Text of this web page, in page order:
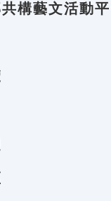
構藝文活動